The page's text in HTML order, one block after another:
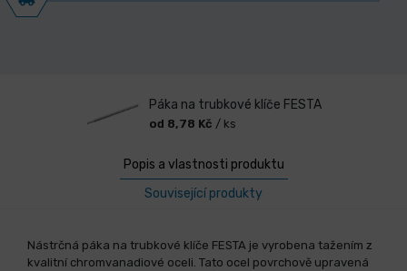
Páka na trubkové klíče FESTA
od 8,78 Kč / ks
Popis a vlastnosti produktu
Související produkty
Nástrčná páka na trubkové klíče FESTA je vyrobena tažením z
kvalitní chromvanadiové oceli. Tato ocel povrchově upravená